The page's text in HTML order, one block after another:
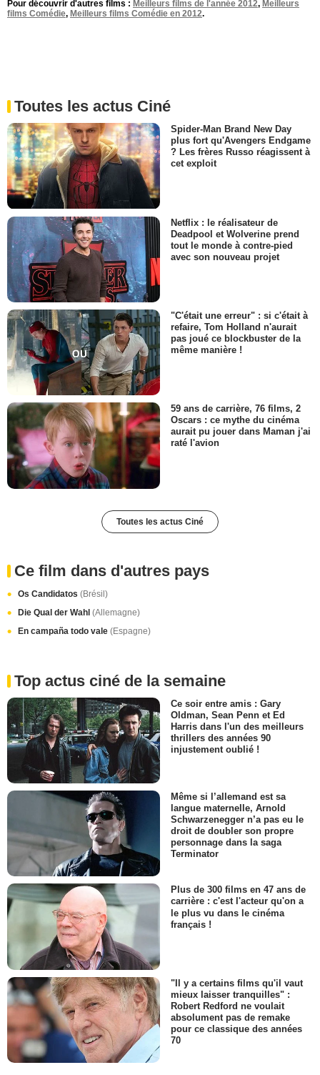
Pour découvrir d'autres films : Meilleurs films de l'année 2012, Meilleurs
films Comédie, Meilleurs films Comédie en 2012.
Toutes les actus Ciné
Spider-Man Brand New Day
plus fort qu'Avengers Endgame
? Les frères Russo réagissent à
cet exploit
Netflix : le réalisateur de
Deadpool et Wolverine prend
tout le monde à contre-pied
avec son nouveau projet
"C'était une erreur" : si c'était à
refaire, Tom Holland n'aurait
pas joué ce blockbuster de la
même manière !
59 ans de carrière, 76 films, 2
Oscars : ce mythe du cinéma
aurait pu jouer dans Maman j'ai
raté l'avion
Toutes les actus Ciné
Ce film dans d'autres pays
Os Candidatos (Brésil)
Die Qual der Wahl (Allemagne)
En campaña todo vale (Espagne)
Top actus ciné de la semaine
Ce soir entre amis : Gary
Oldman, Sean Penn et Ed
Harris dans l'un des meilleurs
thrillers des années 90
injustement oublié !
Même si l’allemand est sa
langue maternelle, Arnold
Schwarzenegger n’a pas eu le
droit de doubler son propre
personnage dans la saga
Terminator
Plus de 300 films en 47 ans de
carrière : c'est l'acteur qu'on a
le plus vu dans le cinéma
français !
"Il y a certains films qu'il vaut
mieux laisser tranquilles" :
Robert Redford ne voulait
absolument pas de remake
pour ce classique des années
70